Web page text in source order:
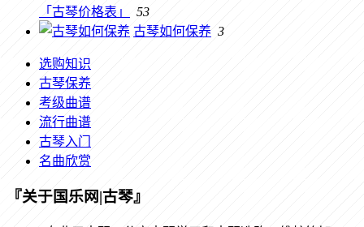
「古琴价格表」
53
古琴如何保养 3
选购知识
古琴保养
考级曲谱
流行曲谱
古琴入门
名曲欣赏
『关于国乐网|古琴』